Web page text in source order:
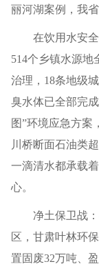
丽河湖案例，我
在饮用水安全
514个乡镇水源地
治理，18条地级
臭水体已全部完
图”环境应急方案
川桥断面石油类
一滴清水都承载
心。
净土保卫战：
区，甘肃叶林环
置固废32万吨、